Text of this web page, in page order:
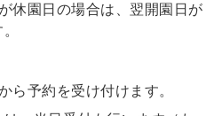
休園日の場合は、翌開園日が
ら予約を受け付けます。